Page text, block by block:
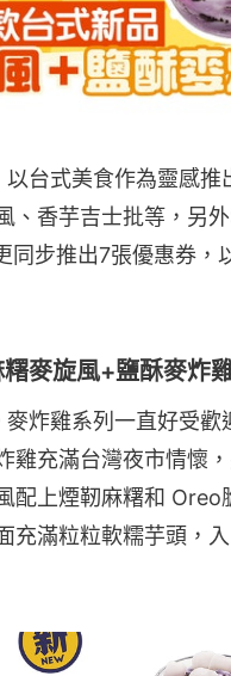
以台式美食作為靈感推
、香芋吉士批等，另
同步推出7張優惠券，
麥旋風+鹽酥麥炸
炸雞系列一直好受歡
雞充滿台灣夜市情懷
配上煙靭麻糬和 Oreo
充滿粒粒軟糯芋頭，